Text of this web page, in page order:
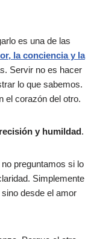
es una de las
la conciencia y la
Servir no es hacer
lo que sabemos.
el corazón del otro.
y humildad.
preguntamos si lo
Simplemente
desde el amor